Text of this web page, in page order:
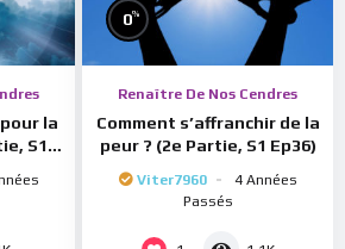
la
S1
0%
Renaître De Nos Cendres
Comment s’affranchir de la
peur ? (2e Partie, S1 Ep36)
Viter7960
4 Années
Passés